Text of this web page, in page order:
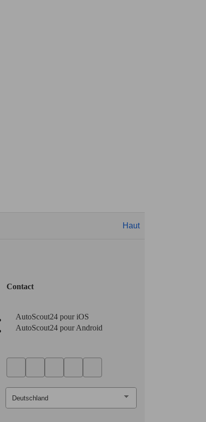
Haut
Contact
AutoScout24 pour iOS
AutoScout24 pour Android